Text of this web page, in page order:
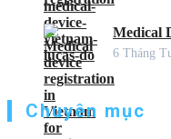
Medical
6 Tháng
Chuyên mục